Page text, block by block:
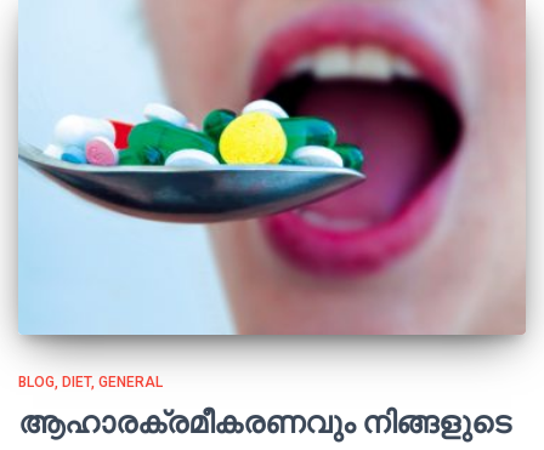
BLOG DIET GENERAL
ആഹാരക്രമീകരണവും നിങ്ങളുടെ